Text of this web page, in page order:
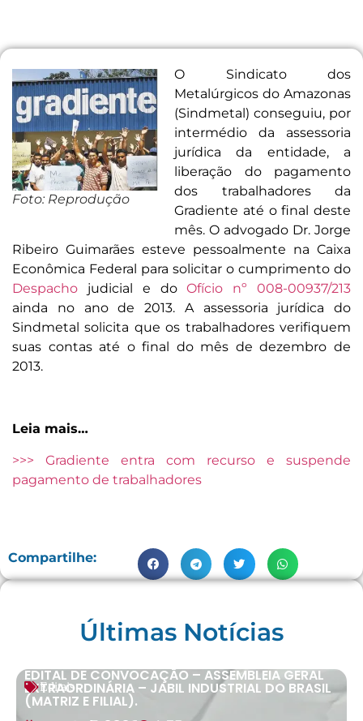
Foto: Reprodução
O Sindicato dos
Metalúrgicos do Amazonas
(Sindmetal) conseguiu, por
intermédio da assessoria
jurídica da entidade, a
liberação do pagamento
dos trabalhadores da
Gradiente até o final deste
mês. O advogado Dr. Jorge
Ribeiro Guimarães esteve pessoalmente na Caixa
Econômica Federal para solicitar o cumprimento do
Despacho judicial e doOfício nº 008-00937/213
ainda no ano de 2013. A assessoria jurídica do
Sindmetal solicita que os trabalhadores verifiquem
suas contas até o final do mês de dezembro de
2013.
Leia mais…
>>> Gradiente entra com recurso e suspende
pagamento de trabalhadores
Compartilhe:
Últimas Notícias
Editais
EDITAL DE CONVOCAÇÃO – ASSEMBLEIA GERAL
EXTRAORDINÁRIA – JABIL INDUSTRIAL DO BRASIL
(MATRIZ E FILIAL).